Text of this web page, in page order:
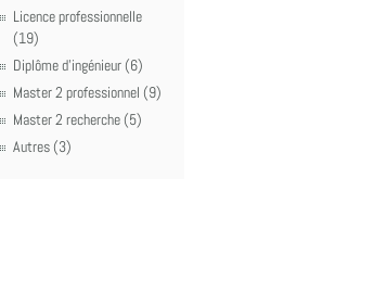
Licence professionnelle
(19)
Diplôme d'ingénieur (6)
Master 2 professionnel (9)
Master 2 recherche (5)
Autres (3)